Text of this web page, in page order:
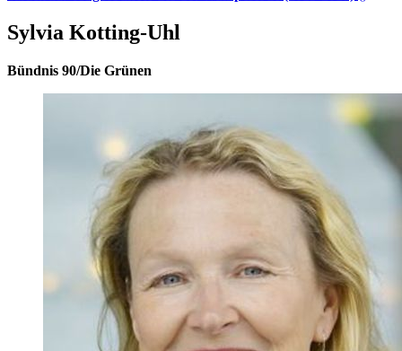
Sylvia Kotting-Uhl
Bündnis 90/Die Grünen